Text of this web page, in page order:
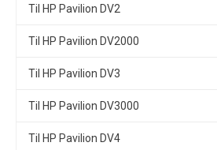
Til HP Pavilion DV2
Til HP Pavilion DV2000
Til HP Pavilion DV3
Til HP Pavilion DV3000
Til HP Pavilion DV4